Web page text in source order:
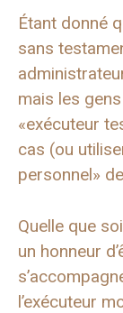
Étant donné
sans
mais les
«exécuteur
cas (ou
personnel»
Quelle que
un honneur
l’exécuteur